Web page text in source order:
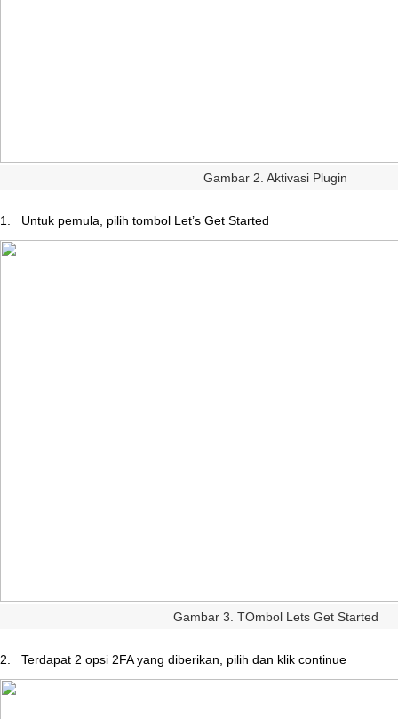
Gambar 2 Aktivasi Plugin
1. Untuk pemula, pilih tombol Let’s Get Started
Gambar 3 TOmbol Lets Get Started
2. Terdapat 2 opsi 2FA yang diberikan, pilih dan klik continue